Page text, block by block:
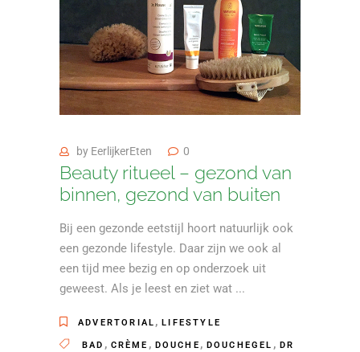
by EerlijkerEten 0
Beauty ritueel – gezond van
binnen, gezond van buiten
Bij een gezonde eetstijl hoort natuurlijk ook
een gezonde lifestyle. Daar zijn we ook al
een tijd mee bezig en op onderzoek uit
geweest. Als je leest en ziet wat
ADVERTORIAL ,LIFESTYLE
BAD , CRÈME , DOUCHE , DOUCHEGEL , DR